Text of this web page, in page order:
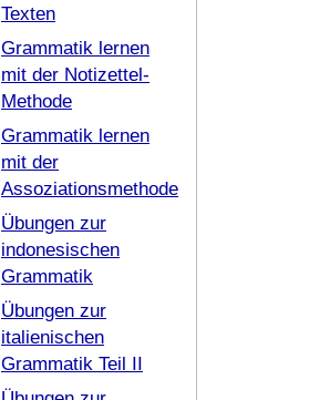
Texten
Grammatik lernen
mit der Notizettel-
Methode
Grammatik lernen
mit der
Assoziationsmethode
Übungen zur
indonesischen
Grammatik
Übungen zur
italienischen
Grammatik Teil II